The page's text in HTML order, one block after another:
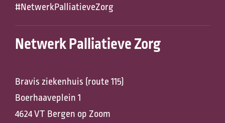
#NetwerkPalliatieveZorg
Netwerk Palliatieve Zorg
Bravis ziekenhuis (route 115)
Boerhaaveplein 1
4624 VT Bergen op Zoom